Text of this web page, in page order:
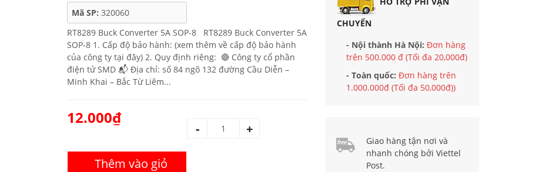
Mã SP: 320060
RT8289 Buck Converter 5A SOP-8 RT8289 Buck Converter 5A
SOP-8 1. Cấp độ bảo hành: (xem thêm về cấp độ bảo hành
của công ty tại đây) 2. Quy định riêng: 🔴 Công ty cổ phần
điện tử SMD 📬 Địa chỉ: số 84 ngõ 132 đường Cầu Diễn –
Minh Khai – Bắc Từ Liêm...
12.000₫
- +
Thêm vào giỏ
CHUYỂN
- Nội thành Hà Nội: Đơn hàng
trên 500.000 đ (Tối đa 20,000đ)
- Toàn quốc: Đơn hàng trên
1.000.000đ (Tối đa 50,000đ))
Giao hàng tận nơi và
nhanh chóng bởi Viettel
Post.